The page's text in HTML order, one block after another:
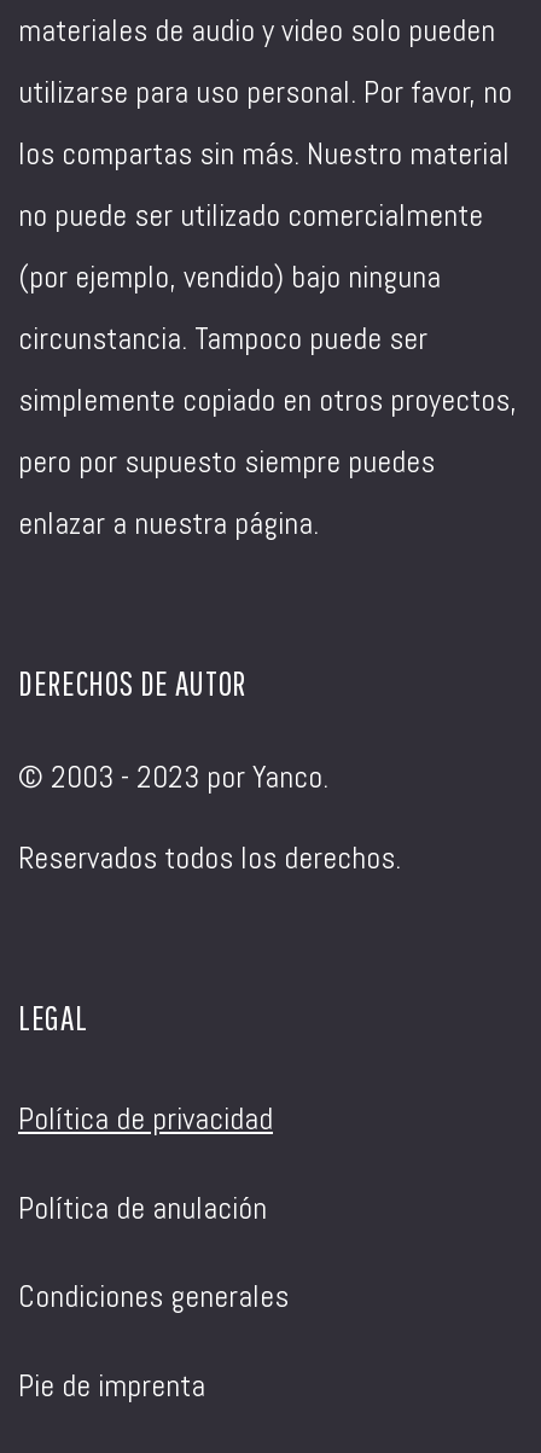
materiales de audio y video solo pueden
utilizarse para uso personal. Por favor, no
los compartas sin más. Nuestro material
no puede ser utilizado comercialmente
(por ejemplo, vendido) bajo ninguna
circunstancia. Tampoco puede ser
simplemente copiado en otros proyectos,
pero por supuesto siempre puedes
enlazar a nuestra página.
DERECHOS DE AUTOR
© 2003 - 2023 por Yanco.
Reservados todos los derechos.
LEGAL
Política de privacidad
Política de anulación
Condiciones generales
Pie de imprenta